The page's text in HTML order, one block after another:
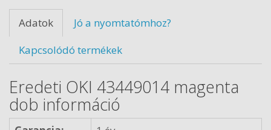
Adatok
Jó a nyomtatómhoz?
Kapcsolódó termékek
Eredeti OKI 43449014 magenta
dob információ